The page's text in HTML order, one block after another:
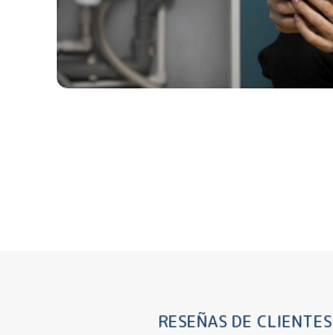
RESEÑAS DE CLIENTES